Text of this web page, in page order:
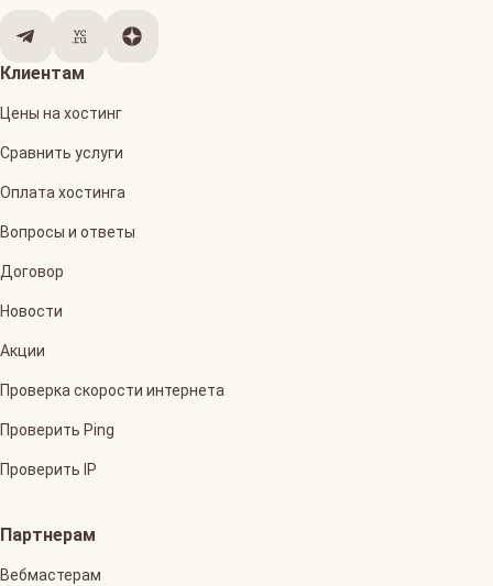
Клиентам
Цены на хостинг
Сравнить услуги
Оплата хостинга
Вопросы и ответы
Договор
Новости
Акции
Проверка скорости интернета
Проверить Ping
Проверить IP
Партнерам
Вебмастерам